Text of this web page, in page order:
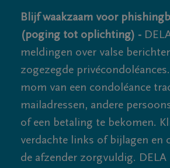
Blijf waakzaam voor
(poging tot oplichting) -
meldingen over valse
zogezegde
mom van een condoléance
mailadressen, andere
of een betaling te bekomen.
verdachte links of bijlagen en
de afzender zorgvuldig. DELA